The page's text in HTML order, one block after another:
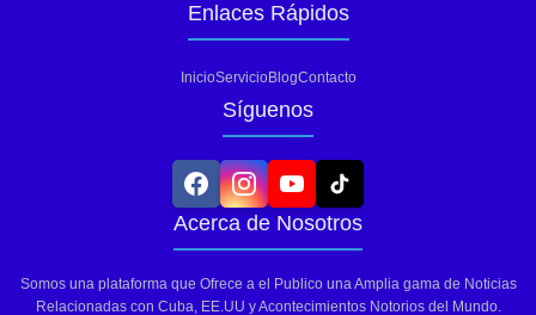
Enlaces Rápidos
InicioServicioBlogContacto
Síguenos
Acerca de Nosotros
Somos una plataforma que Ofrece a el Publico una Amplia gama de Noticias
Relacionadas con Cuba, EE.UU y Acontecimientos Notorios del Mundo.